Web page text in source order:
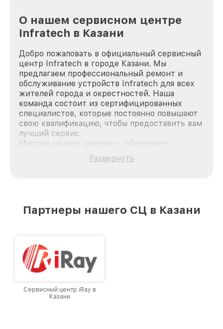
О нашем сервисном центре
Infratech в Казани
Добро пожаловать в официальный сервисный
центр Infratech в городе Казани. Мы
предлагаем профессиональный ремонт и
обслуживание устройств Infratech для всех
жителей города и окрестностей. Наша
команда состоит из сертифицированных
специалистов, которые постоянно повышают
свою квалификацию, чтобы предоставить вам
лучший сервис.
Миссия нашего центра — обеспечить
качественный и доступный ремонт для
каждого пользователя продукции Infratech,
лучшим сервисным центром Infratech в
Развернуть
Партнеры нашего СЦ в Казани
Сервисный центр iRay в
Казани